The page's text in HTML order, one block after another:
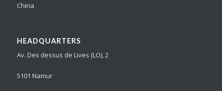
China
HEADQUARTERS
Av. Des dessus de Lives (LO), 2
5101 Namur